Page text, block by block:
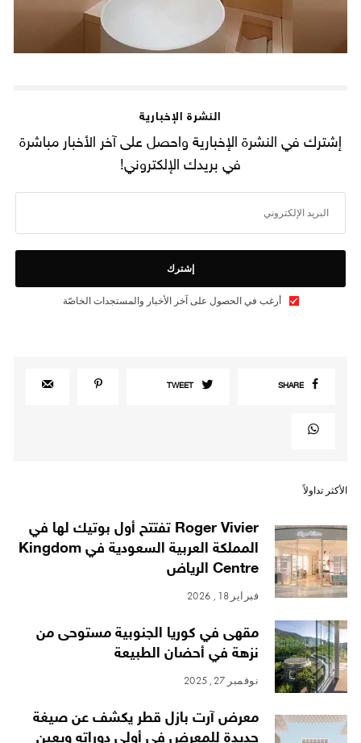
النشرة الإخبارية
إشترك في النشرة الإخبارية واحصل على آخر الأخبار مباشرة
في بريدك الإلكتروني!
إشترك
أرغب في الحصول على آخر الأخبار والمستجدات الخاصّة
SHARE
TWEET
الأكثر تداولاً
Roger Vivier تفتتح أول بوتيك لها في
المملكة العربية السعودية في Kingdom
Centre الرياض
فبراير 18, 2026
مقهى في كوريا الجنوبية مستوحى من
نزهة في أحضان الطبيعة
نوفمبر 27, 2025
معرض آرت بازل قطر يكشف عن صيغة
جديدة للمعرض في أولى دوراته ويعين